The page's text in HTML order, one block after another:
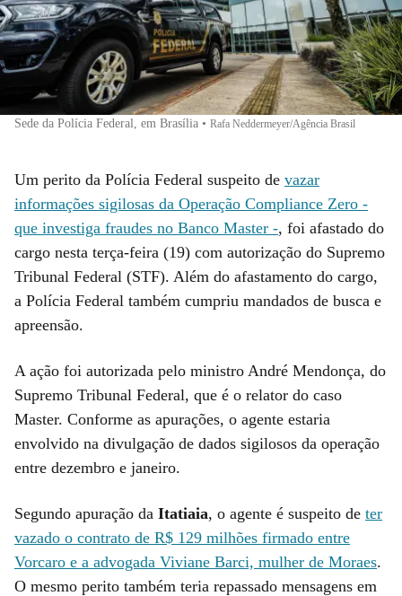
Sede da Polícia Federal, em Brasília • Rafa Neddermeyer/Agência Brasil
Um perito da Polícia Federal suspeito de vazar
informações sigilosas da Operação Compliance Zero -
que investiga fraudes no Banco Master -, foi afastado do
cargo nesta terça-feira (19) com autorização do Supremo
Tribunal Federal (STF). Além do afastamento do cargo,
a Polícia Federal também cumpriu mandados de busca e
apreensão.
A ação foi autorizada pelo ministro André Mendonça, do
Supremo Tribunal Federal, que é o relator do caso
Master. Conforme as apurações, o agente estaria
envolvido na divulgação de dados sigilosos da operação
entre dezembro e janeiro.
Segundo apuração da Itatiaia, o agente é suspeito de ter
vazado o contrato de R$ 129 milhões firmado entre
Vorcaro e a advogada Viviane Barci, mulher de Moraes.
O mesmo perito também teria repassado mensagens em